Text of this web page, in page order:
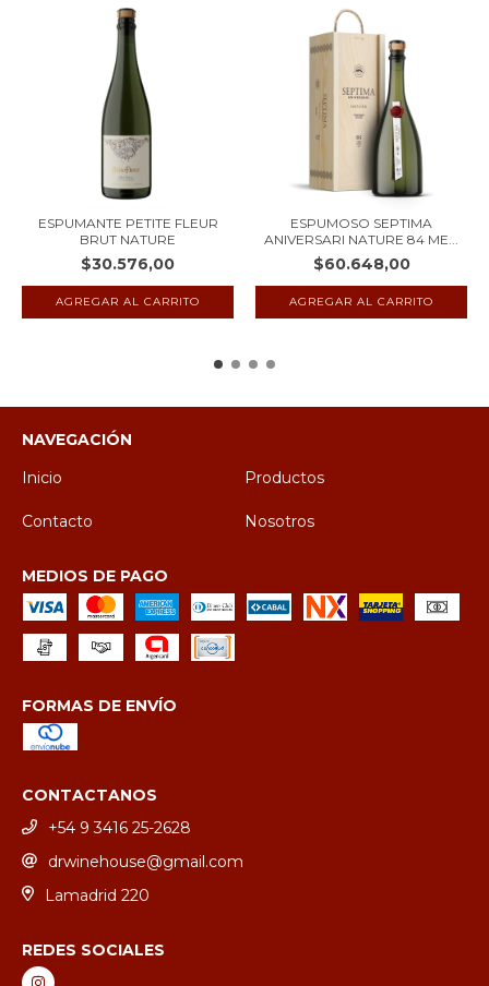
ESPUMANTE PETITE FLEUR
BRUT NATURE
$30.576,00
ESPUMOSO SEPTIMA
ANIVERSARI NATURE 84 ME...
$60.648,00
NAVEGACIÓN
Inicio
Productos
Contacto Nosotros
MEDIOS DE PAGO
FORMAS DE ENVÍO
CONTACTANOS
+54 9 3416 25-2628
drwinehouse@gmail.com
Lamadrid 220
REDES SOCIALES